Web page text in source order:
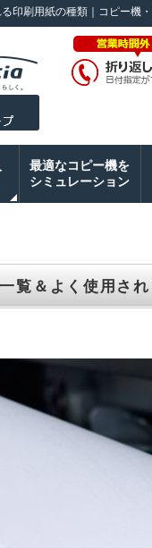
印刷用紙の種類｜コピー機
最適なコピー機を
シミュレーション
覧＆よく使用さ